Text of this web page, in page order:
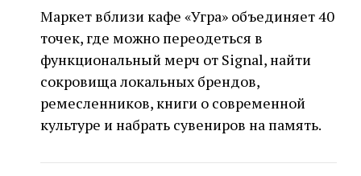
Маркет вблизи кафе «Угра» объединяет 40
точек, где можно переодеться в
функциональный мерч от Signal, найти
сокровища локальных брендов,
ремесленников, книги о современной
культуре и набрать сувениров на память.